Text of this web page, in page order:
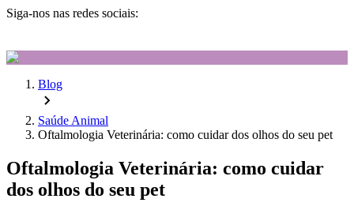
Siga-nos nas redes sociais:
Blog
Saúde Animal
Oftalmologia Veterinária: como cuidar dos olhos do seu pet
Oftalmologia Veterinária: como cuidar
dos olhos do seu pet